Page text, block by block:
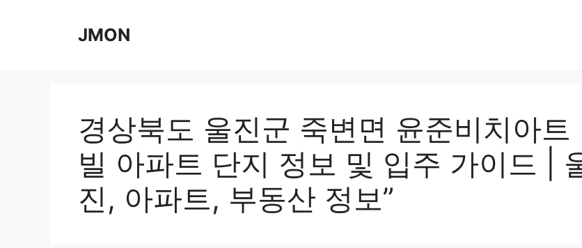
JMON
경상북도 울진군 죽변면 윤준비치아트
빌 아파트 단지 정보 및 입주 가이드 |
진, 아파트, 부동산 정보”